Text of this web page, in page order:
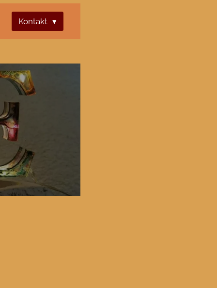
Kontakt